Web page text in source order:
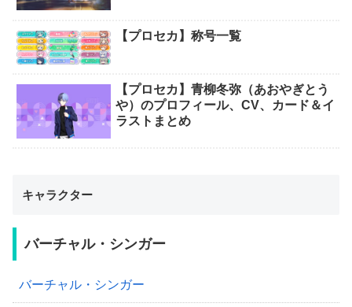
【プロセカ】称号一覧
【プロセカ】青柳冬弥（あおやぎとう
や）のプロフィール、CV、カード＆イ
ラストまとめ
キャラクター
バーチャル・シンガー
バーチャル・シンガー